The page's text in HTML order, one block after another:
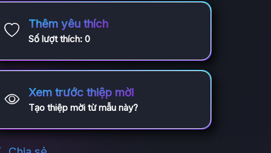
Thêm yêu thích
Số lượt thích: 0
Xem trước thiệp mời
Tạo thiệp mời từ mẫu này?